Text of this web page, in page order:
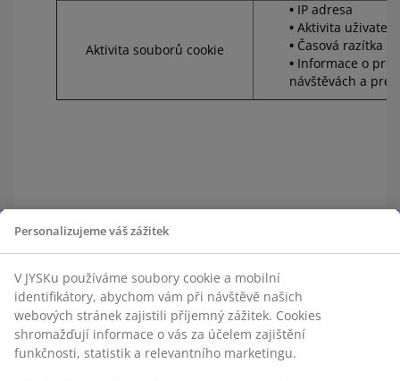
Aktivita souborů cookie
IP adresa
Aktivita uživatele
Časová razítka
Informace o
návštěvách a
2. VYUŽITÍ
AUTOMATIZOVANÉHO
ROZHODOVÁNÍ
Umíme využít systém pro analýzu žádostí,
včetně kvalifikace a zkušeností, které odpovídají
popisu práce. Žádosti, které nesplňují
definovaná kritéria, budou automaticky
Personalizujeme váš zážitek
V JYSKu používáme soubory cookie a mobilní
identifikátory, abychom vám při návštěvě našich
webových stránek zajistili příjemný zážitek. Cookies
shromažďují informace o vás za účelem zajištění
funkčnosti, statistik a relevantního marketingu.